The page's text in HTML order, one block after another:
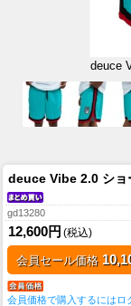
deuce
deuce Vibe 2.0 ショ
gd13280
12,600円 (税込)
会員セール価格
会員価格で購入するにはロ